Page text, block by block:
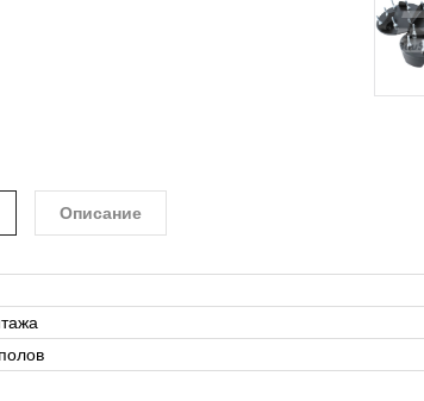
Описание